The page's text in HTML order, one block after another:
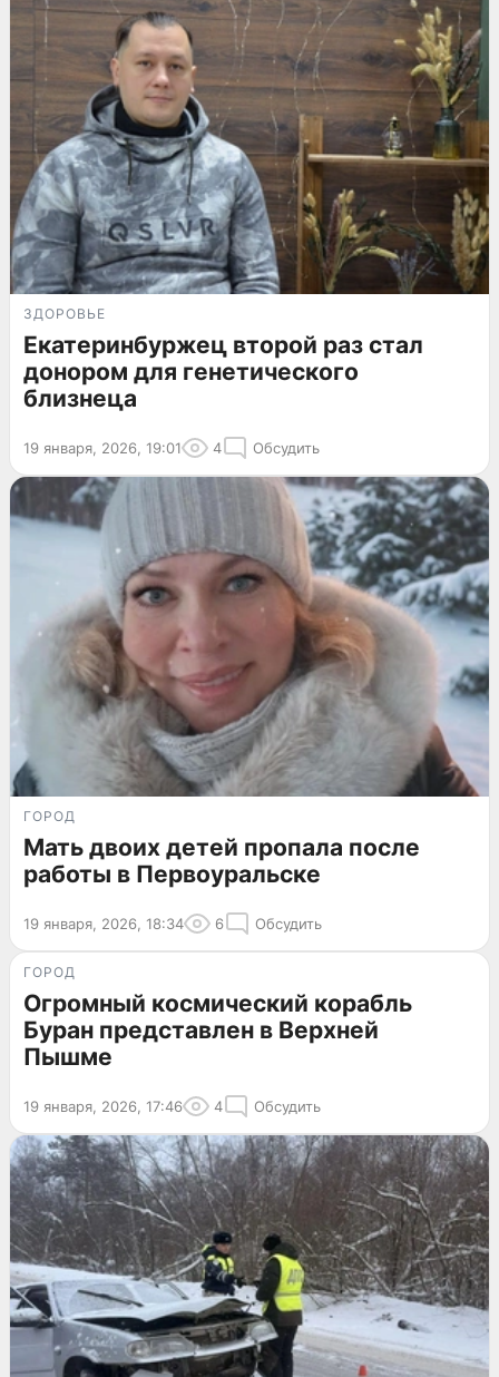
ЗДОРОВЬЕ
Екатеринбуржец второй раз стал
донором для генетического
близнеца
19 января, 2026, 19:01 4 Обсудить
ГОРОД
Мать двоих детей пропала после
работы в Первоуральске
19 января, 2026, 18:34 6 Обсудить
ГОРОД
Огромный космический корабль
Буран представлен в Верхней
Пышме
19 января, 2026, 17:46 4 Обсудить